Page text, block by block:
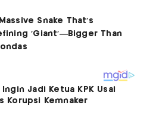
Ingin Jadi Ketua KPK Usai
Korupsi Kemnaker